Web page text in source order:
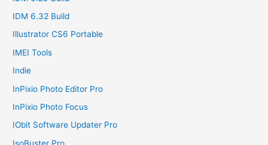
IDM 6.32 Build
Illustrator CS6 Portable
IMEI Tools
Indie
InPixio Photo Editor Pro
InPixio Photo Focus
IObit Software Updater Pro
IsoBuster Pro